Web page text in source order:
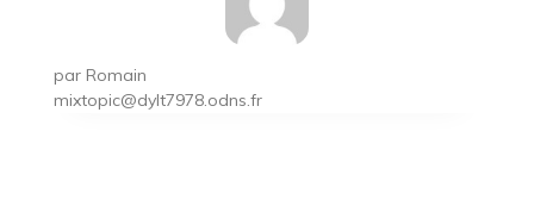
par Romain
mixtopic@dylt7978.odns.fr